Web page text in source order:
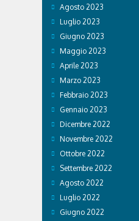
Agosto 2023
Luglio 2023
Giugno 2023
Maggio 2023
Aprile 2023
Marzo 2023
Febbraio 2023
Gennaio 2023
Dicembre 2022
Novembre 2022
Ottobre 2022
Settembre 2022
Agosto 2022
Luglio 2022
Giugno 2022